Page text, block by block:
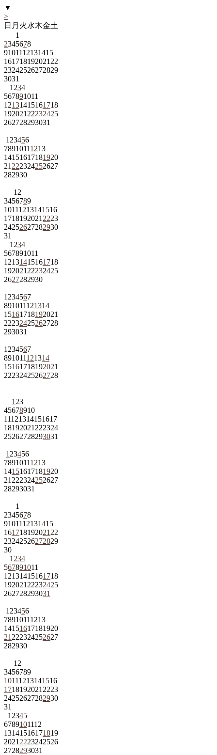
▼
>
日 月 火水木金土
1
2345678
9101112131415
161718192021 22
23242526272829
3031
1 234
567891011
12131415161718
192021 22232425
262728293031
1 23456
78910111213
14151617181920
21 222324252627
282930
1 2
3456789
10111213141516
1718192021 2223
24252627282930
31
1 234
567891011
12131415161718
192021 22232425
2627282930
1 234567
891011121314
15161718192021
22232425262728
293031
1 234567
891011121314
15161718192021
22232425262728
1 23
45678910
11121314151617
18192021 222324
25262728293031
1 23456
78910111213
14151617181920
21 222324252627
28293031
1
2345678
9101112131415
161718192021 22
23242526272829
30
1 234
567891011
12131415161718
192021 22232425
262728293031
1 23456
78910111213
14151617181920
21 222324252627
282930
1 2
3456789
10111213141516
1718192021 2223
24252627282930
31
1 2345
6789101112
13141516171819
2021 2223242526
2728293031